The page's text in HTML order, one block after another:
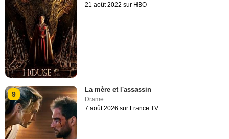
21 août 2022 sur HBO
9
La mère et l'assassin
Drame
7 août 2026 sur France.TV